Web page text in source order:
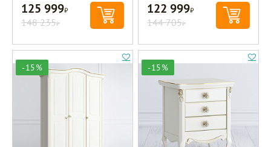
125 999Р
148 235Р
122 999Р
144 705Р
-15% -15%